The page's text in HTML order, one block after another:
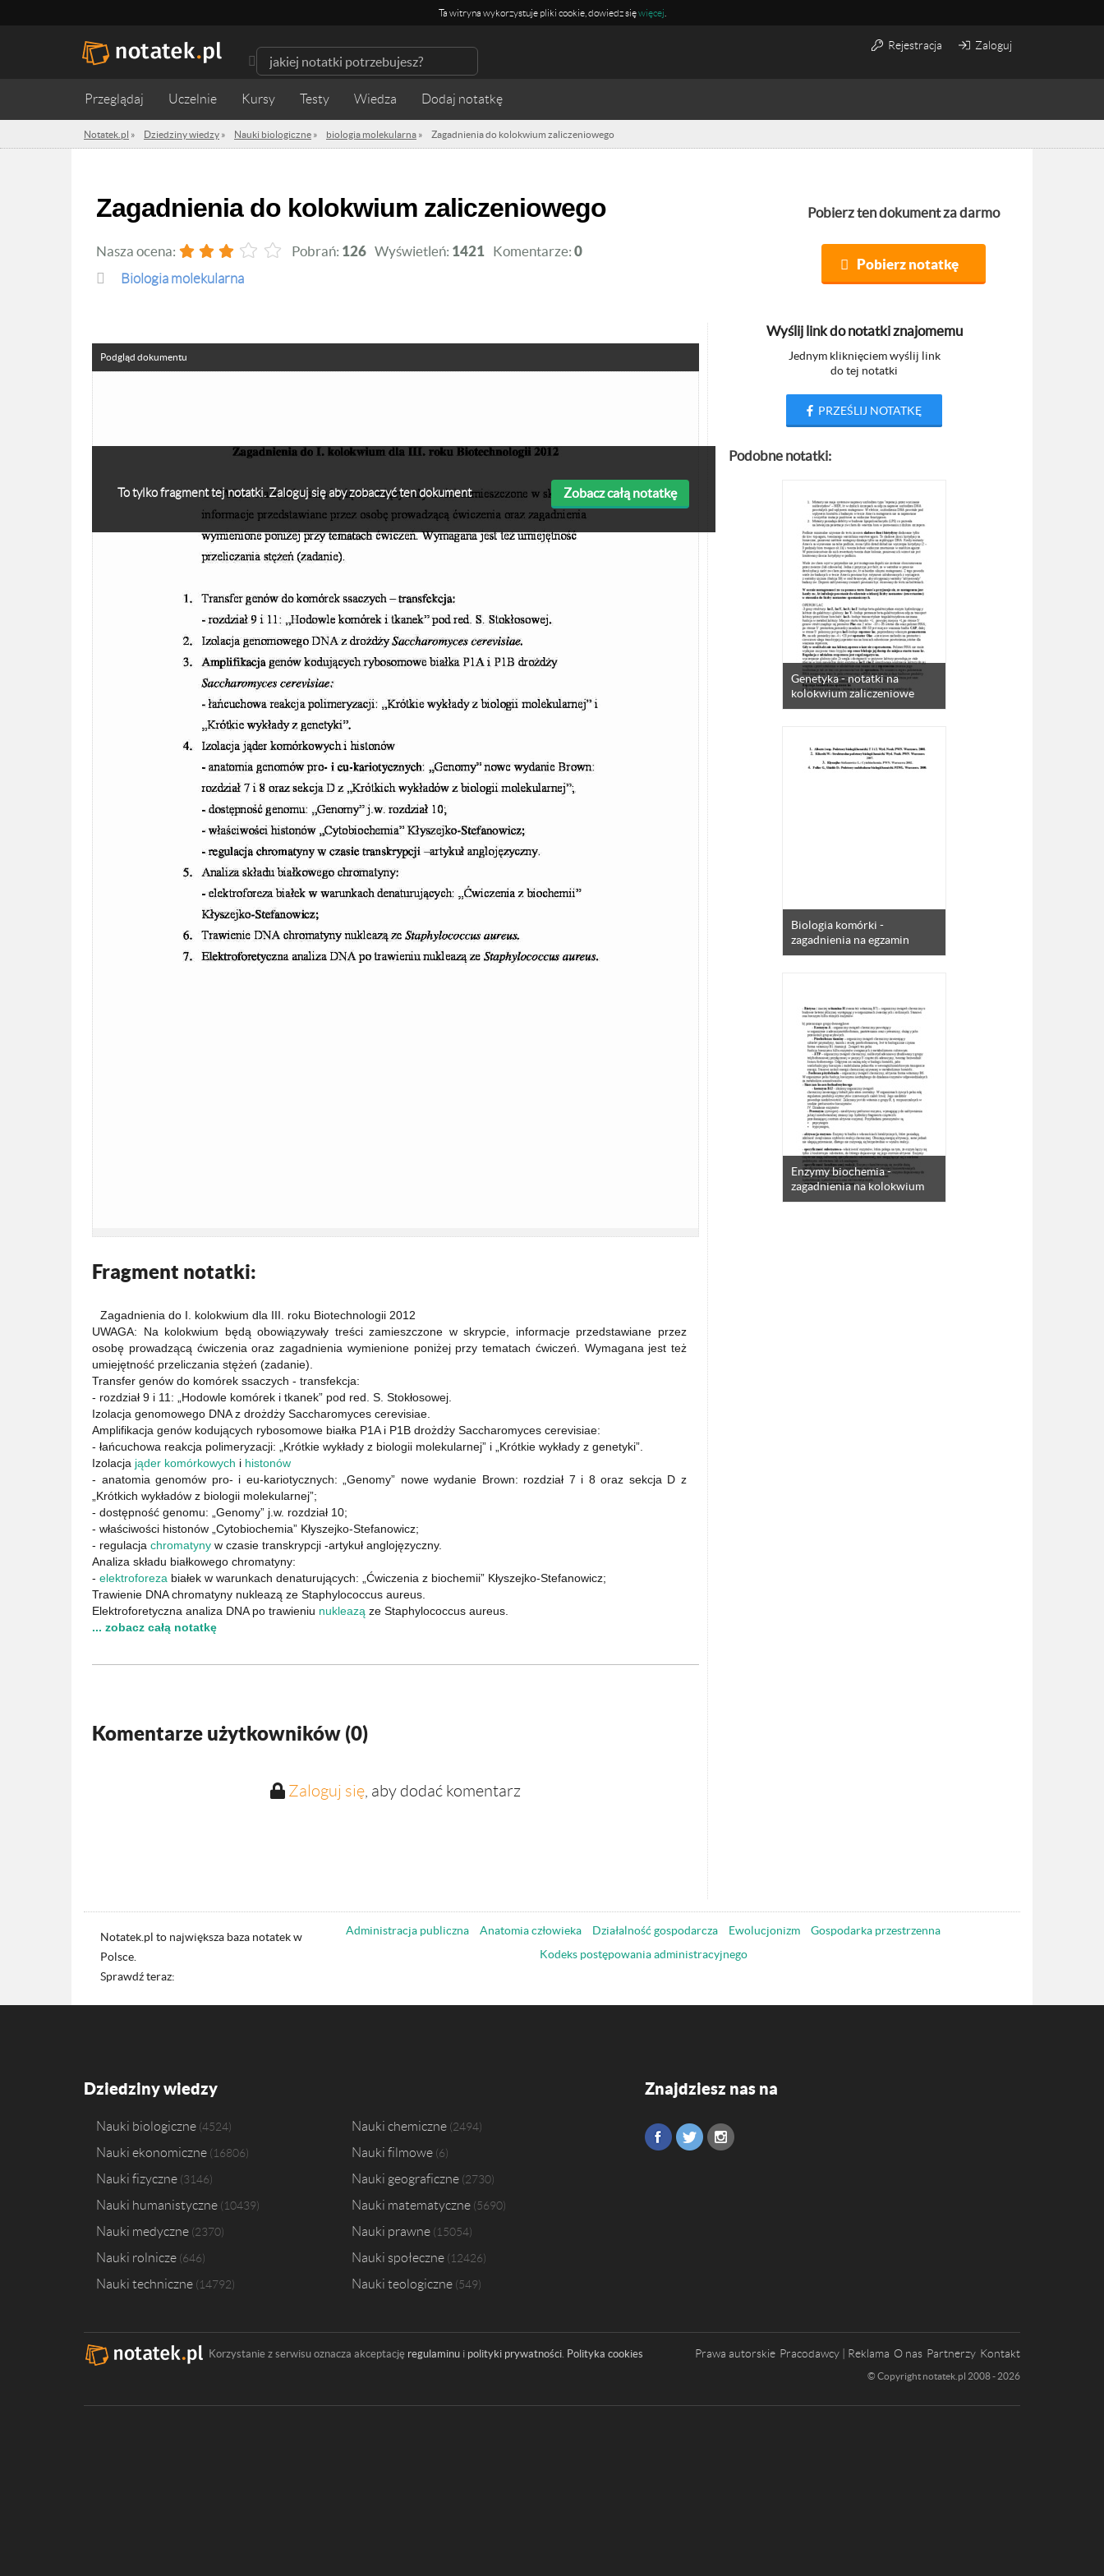
Ta witryna wykorzystuje pliki cookie, dowiedz sięwięcej
Rejestracja Zaloguj
Przeglądaj Uczelnie Kursy Testy Wiedza
Notatek.pl » Dziedziny wiedzy » Nauki biologiczne » biologia molekularna » Zagadnienia do kolokwium zaliczeniowego
Zagadnienia do kolokwium zaliczeniowego
Nasza ocena: Pobrań: 126 Wyświetleń: 1421 Komentarze: 0
biologia molekularna
Pobierz ten dokument za darmo
Pobierz notatkę
To tylko fragment tej notatki. Zaloguj się aby zobaczyć ten dokument Zobacz całą notatkę
Podgląd dokumentu
Fragment notatki:
Zagadnienia do I. kolokwium dla III. roku Biotechnologii 2012
UWAGA: Na kolokwium będą obowiązywały treści zamieszczone w skrypcie, informacje przedstawiane przez
osobę prowadzącą ćwiczenia oraz zagadnienia wymienione poniżej przy tematach ćwiczeń. Wymagana jest też
umiejętność przeliczania stężeń (zadanie).
Transfer genów do komórek ssaczych - transfekcja:
- rozdział 9 i 11: „Hodowle komórek i tkanek” pod red. S. Stokłosowej.
Izolacja genomowego DNA z drożdży Saccharomyces cerevisiae.
Amplifikacja genów kodujących rybosomowe białka P1A i P1B drożdży Saccharomyces cerevisiae:
- łańcuchowa reakcja polimeryzacji: „Krótkie wykłady z biologii molekularnej” i „Krótkie wykłady z genetyki”.
Izolacja jąder komórkowych i histonów
- anatomia genomów pro- i eu-kariotycznych: „Genomy” nowe wydanie Brown: rozdział 7 i 8 oraz sekcja D z
„Krótkich wykładów z biologii molekularnej”;
- dostępność genomu: „Genomy” j.w. rozdział 10;
- właściwości histonów „Cytobiochemia” Kłyszejko-Stefanowicz;
- regulacja chromatyny w czasie transkrypcji -artykuł anglojęzyczny.
Analiza składu białkowego chromatyny:
- elektroforeza białek w warunkach denaturujących: „Ćwiczenia z biochemii” Kłyszejko-Stefanowicz;
Trawienie DNA chromatyny nukleazą ze Staphylococcus aureus.
Elektroforetyczna analiza DNA po trawieniu nukleazą ze Staphylococcus aureus.
... zobacz całą notatkę
Komentarze użytkowników (0)
Zaloguj się, aby dodać komentarz
Wyślij link do notatki znajomemu
Jednym kliknięciem wyślij link
do tej notatki
PRZEŚLIJ NOTATKĘ
Podobne notatki:
Genetyka - notatki na
kolokwium zaliczeniowe
Biologia komórki -
zagadnienia na egzamin
Enzymy biochemia -
zagadnienia na kolokwium
Notatek.pl to największa baza notatek w
Polsce.
Sprawdź teraz:
Administracja publiczna Anatomia człowieka Działalność gospodarcza Ewolucjonizm
Gospodarka przestrzenna
Kodeks postępowania administracyjnego
Dziedziny wiedzy
Nauki biologiczne 4524 Nauki chemiczne 2494
Nauki ekonomiczne 16806 Nauki filmowe 6
Nauki fizyczne 3146 Nauki geograficzne 2730
Nauki humanistyczne 10439 Nauki matematyczne 5690
Nauki medyczne 2370 Nauki prawne 15054
Nauki rolnicze 646 Nauki społeczne 12426
Nauki techniczne 14792 Nauki teologiczne 549
Znajdziesz nas na
Korzystanie z serwisu oznacza akceptację regulaminu i polityki prywatności. Polityka cookies Prawa autorskie Pracodawcy | Reklama O nas Partnerzy Kontakt
© Copyright notatek.pl 2008 - 2026